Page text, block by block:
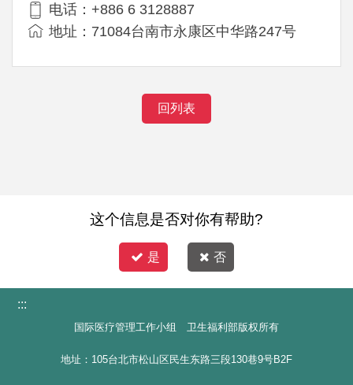
电话：+886 6 3128887
地址：71084台南市永康区中华路247号
回列表
这个信息是否对你有帮助?
是 否
:::
国际医疗管理工作小组 卫生福利部版权所有
地址：105台北市松山区民生东路三段130巷9号B2F